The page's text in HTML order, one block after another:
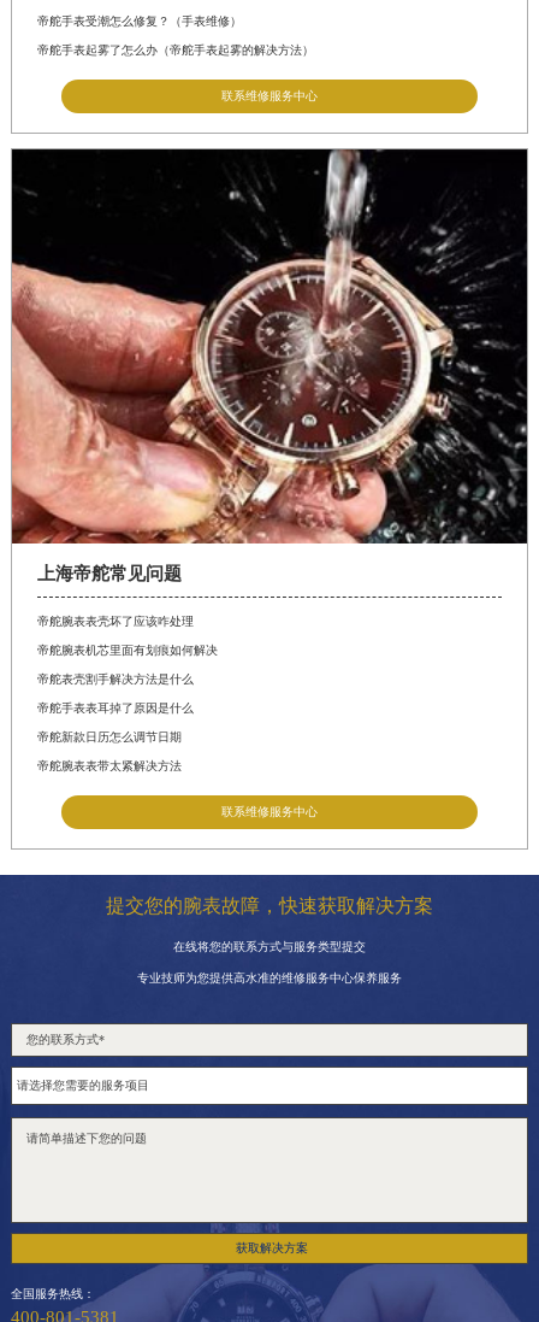
帝舵手表受潮怎么修复？（手表维修）
帝舵手表起雾了怎么办（帝舵手表起雾的解决方法）
联系维修服务中心
上海帝舵常见问题
帝舵腕表表壳坏了应该咋处理
帝舵腕表机芯里面有划痕如何解决
帝舵表壳割手解决方法是什么
帝舵手表表耳掉了原因是什么
帝舵新款日历怎么调节日期
帝舵腕表表带太紧解决方法
联系维修服务中心
提交您的腕表故障，快速获取解决方案
在线将您的联系方式与服务类型提交
专业技师为您提供高水准的维修服务中心保养服务
获取解决方案
全国服务热线：
400-801-5381